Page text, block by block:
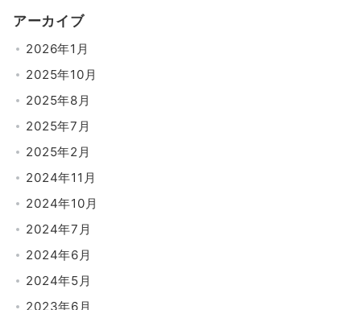
アーカイブ
2026年1月
2025年10月
2025年8月
2025年7月
2025年2月
2024年11月
2024年10月
2024年7月
2024年6月
2024年5月
2023年6月